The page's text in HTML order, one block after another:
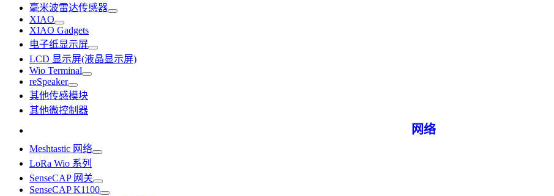
毫米波雷达传感器
XIAO
XIAO Gadgets
电子纸显示屏
LCD 显示屏(液晶显示屏)
Wio Terminal
reSpeaker
其他传感模块
其他微控制器
网络
Meshtastic 网络
LoRa Wio 系列
SenseCAP 网关
SenseCAP K1100